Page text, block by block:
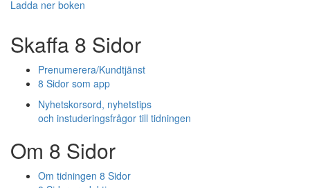
Ladda ner boken
Skaffa 8 Sidor
Prenumerera/Kundtjänst
8 Sidor som app
Nyhetskorsord, nyhetstips
och instuderingsfrågor till tidningen
Om 8 Sidor
Om tidningen 8 Sidor